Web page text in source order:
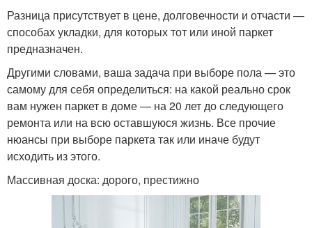
Разница присутствует в цене, долговечности и отчасти —
способах укладки, для которых тот или иной паркет
предназначен.
Другими словами, ваша задача при выборе пола — это
самому для себя определиться: на какой реально срок
вам нужен паркет в доме — на 20 лет до следующего
ремонта или на всю оставшуюся жизнь. Все прочие
нюансы при выборе паркета так или иначе будут
исходить из этого.
Массивная доска: дорого, престижно